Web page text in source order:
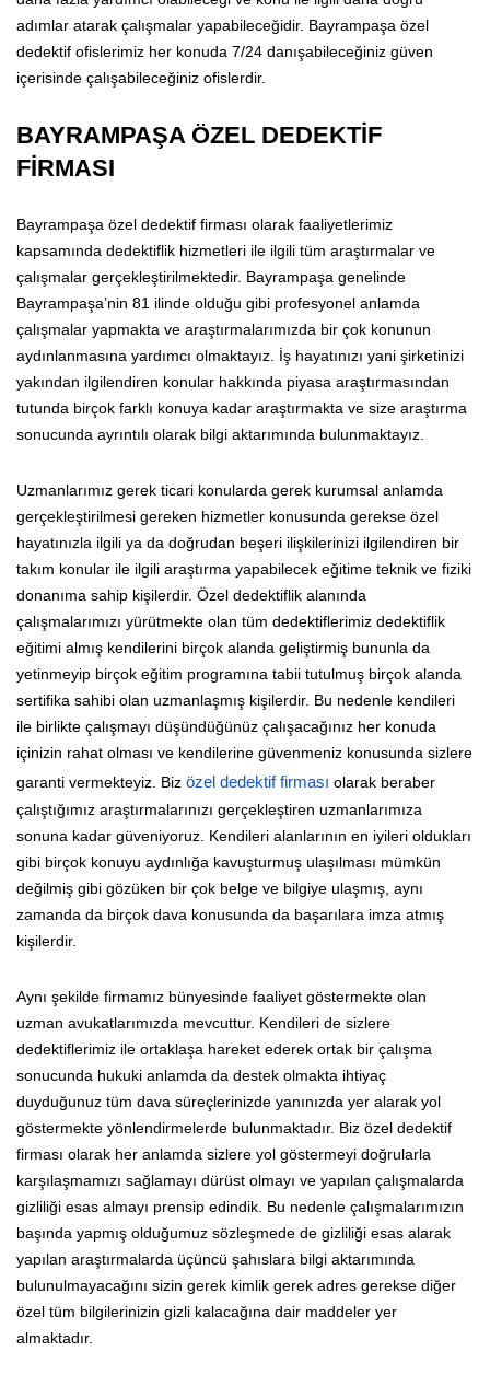
adımlar atarak çalışmalar yapabileceğidir. Bayrampaşa özel
dedektif ofislerimiz her konuda 7/24 danışabileceğiniz güven
içerisinde çalışabileceğiniz ofislerdir.
BAYRAMPAŞA ÖZEL DEDEKTİF
FİRMASI
Bayrampaşa özel dedektif firması olarak faaliyetlerimiz
kapsamında dedektiflik hizmetleri ile ilgili tüm araştırmalar ve
çalışmalar gerçekleştirilmektedir. Bayrampaşa genelinde
Bayrampaşa’nin 81 ilinde olduğu gibi profesyonel anlamda
çalışmalar yapmakta ve araştırmalarımızda bir çok konunun
aydınlanmasına yardımcı olmaktayız. İş hayatınızı yani şirketinizi
yakından ilgilendiren konular hakkında piyasa araştırmasından
tutunda birçok farklı konuya kadar araştırmakta ve size araştırma
sonucunda ayrıntılı olarak bilgi aktarımında bulunmaktayız.
Uzmanlarımız gerek ticari konularda gerek kurumsal anlamda
gerçekleştirilmesi gereken hizmetler konusunda gerekse özel
hayatınızla ilgili ya da doğrudan beşeri ilişkilerinizi ilgilendiren bir
takım konular ile ilgili araştırma yapabilecek eğitime teknik ve fiziki
donanıma sahip kişilerdir. Özel dedektiflik alanında
çalışmalarımızı yürütmekte olan tüm dedektiflerimiz dedektiflik
eğitimi almış kendilerini birçok alanda geliştirmiş bununla da
yetinmeyip birçok eğitim programına tabii tutulmuş birçok alanda
sertifika sahibi olan uzmanlaşmış kişilerdir. Bu nedenle kendileri
ile birlikte çalışmayı düşündüğünüz çalışacağınız her konuda
içinizin rahat olması ve kendilerine güvenmeniz konusunda sizlere
garanti vermekteyiz. Biz özel dedektif firması olarak beraber
çalıştığımız araştırmalarınızı gerçekleştiren uzmanlarımıza
sonuna kadar güveniyoruz. Kendileri alanlarının en iyileri oldukları
gibi birçok konuyu aydınlığa kavuşturmuş ulaşılması mümkün
değilmiş gibi gözüken bir çok belge ve bilgiye ulaşmış, aynı
zamanda da birçok dava konusunda da başarılara imza atmış
kişilerdir.
Aynı şekilde firmamız bünyesinde faaliyet göstermekte olan
uzman avukatlarımızda mevcuttur. Kendileri de sizlere
dedektiflerimiz ile ortaklaşa hareket ederek ortak bir çalışma
sonucunda hukuki anlamda da destek olmakta ihtiyaç
duyduğunuz tüm dava süreçlerinizde yanınızda yer alarak yol
göstermekte yönlendirmelerde bulunmaktadır. Biz özel dedektif
firması olarak her anlamda sizlere yol göstermeyi doğrularla
karşılaşmamızı sağlamayı dürüst olmayı ve yapılan çalışmalarda
gizliliği esas almayı prensip edindik. Bu nedenle çalışmalarımızın
başında yapmış olduğumuz sözleşmede de gizliliği esas alarak
yapılan araştırmalarda üçüncü şahıslara bilgi aktarımında
bulunulmayacağını sizin gerek kimlik gerek adres gerekse diğer
özel tüm bilgilerinizin gizli kalacağına dair maddeler yer
almaktadır.